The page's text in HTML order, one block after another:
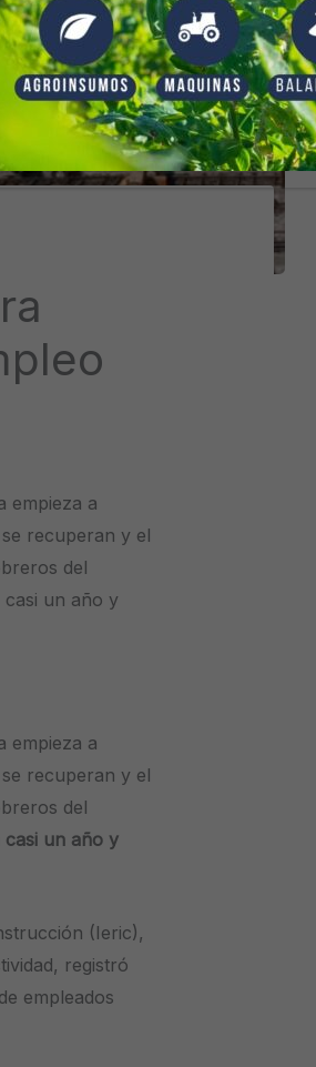
empieza a
recuperan y el
del
un año y
empieza a
recuperan y el
del
un año y
(Ieric),
registró
empleados